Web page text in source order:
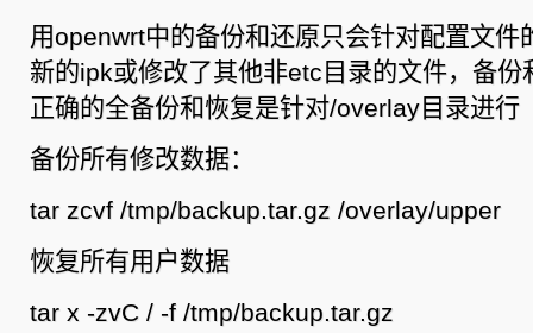
用openwrt中的备份和还原只会针对配置文件
新的ipk或修改了其他非etc目录的文件，备份
正确的全备份和恢复是针对/overlay目录进行
备份所有修改数据：
tar zcvf /tmp/backup.tar.gz /overlay/upper
恢复所有用户数据
tar x -zvC / -f /tmp/backup.tar.gz